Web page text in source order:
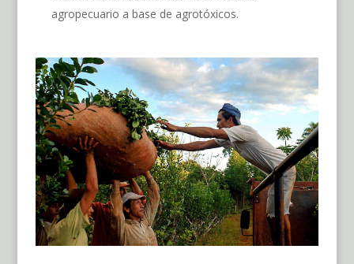
agropecuario a base de agrotóxicos.